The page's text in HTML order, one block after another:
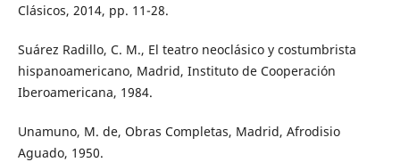
Clásicos, 2014, pp. 11-28.
Suárez Radillo, C. M., El teatro neoclásico y costumbrista
hispanoamericano, Madrid, Instituto de Cooperación
Iberoamericana, 1984.
Unamuno, M. de, Obras Completas, Madrid, Afrodisio
Aguado, 1950.